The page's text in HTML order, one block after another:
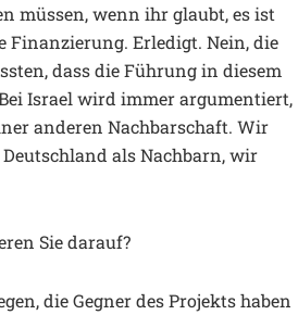
müssen, wenn ihr glaubt, es ist
Finanzierung. Erledigt. Nein, die
dass die Führung in diesem
Israel wird immer argumentiert,
anderen Nachbarschaft. Wir
als Nachbarn, wir
Sie darauf?
die Gegner des Projekts haben